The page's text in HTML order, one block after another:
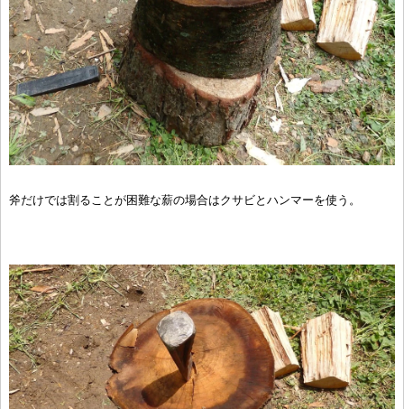
斧だけでは割ることが困難な薪の場合はクサビとハンマーを使う。